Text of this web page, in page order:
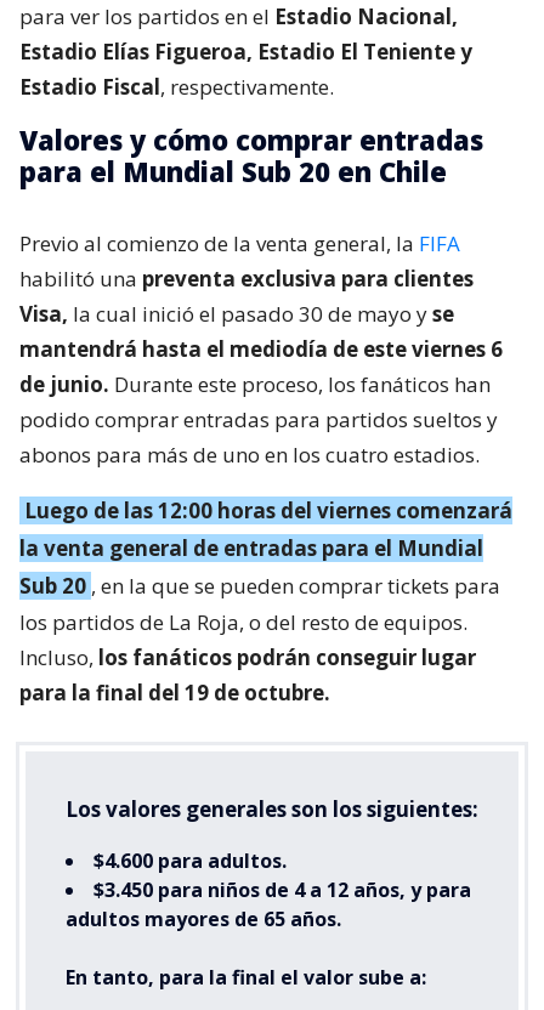
para ver los partidos en el Estadio Nacional,
Estadio Elías Figueroa, Estadio El Teniente y
Estadio Fiscal, respectivamente.
Valores y cómo comprar entradas
para el Mundial Sub 20 en Chile
Previo al comienzo de la venta general, la FIFA
habilitó una preventa exclusiva para clientes
Visa, la cual inició el pasado 30 de mayo yse
mantendrá hasta el mediodía de este viernes 6
de junio. Durante este proceso, los fanáticos han
podido comprar entradas para partidos sueltos y
abonos para más de uno en los cuatro estadios.
Luego de las 12:00 horas del viernes comenzará
la venta general de entradas para el Mundial
Sub 20 , en la que se pueden comprar tickets para
los partidos de La Roja, o del resto de equipos.
Incluso, los fanáticos podrán conseguir lugar
para la final del 19 de octubre.
Los valores generales son los siguientes:
$4.600 para adultos.
$3.450 para niños de 4 a 12 años, y para
adultos mayores de 65 años.
En tanto, para la final el valor sube a: